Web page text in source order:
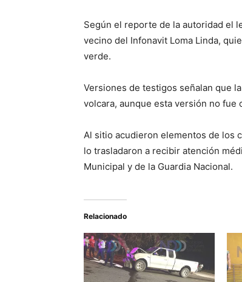
Según el reporte de la autoridad el
vecino del Infonavit Loma Linda,
verde.
Versiones de testigos señalan que
volcara, aunque esta versión no fue
Al sitio acudieron elementos de los
lo trasladaron a recibir atención
Municipal y de la Guardia Nacional.
Relacionado